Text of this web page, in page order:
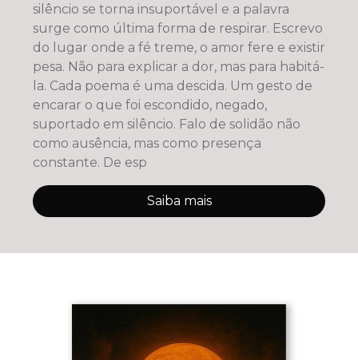
silêncio se torna insuportável e a palavra
surge como última forma de respirar. Escrevo
do lugar onde a fé treme, o amor fere e existir
pesa. Não para explicar a dor, mas para habitá-
la. Cada poema é uma descida. Um gesto de
encarar o que foi escondido, negado,
suportado em silêncio. Falo de solidão não
como ausência, mas como presença
constante. De esp
Saiba mais